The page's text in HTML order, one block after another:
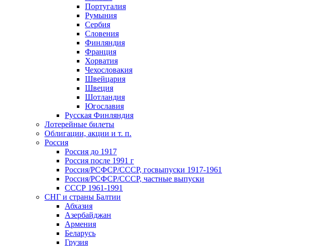
Португалия
Румыния
Сербия
Словения
Финляндия
Франция
Хорватия
Чехословакия
Швейцария
Швеция
Шотландия
Югославия
Русская Финляндия
Лотерейные билеты
Облигации, акции и т. п.
Россия
Россия до 1917
Россия после 1991 г
Россия/РСФСР/СССР, госвыпуски 1917-1961
Россия/РСФСР/СССР, частные выпуски
СССР 1961-1991
СНГ и страны Балтии
Абхазия
Азербайджан
Армения
Беларусь
Грузия